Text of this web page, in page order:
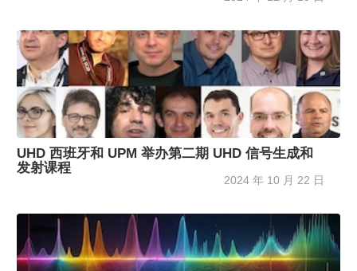
UHD 西班牙和 UPM 举办第二期 UHD 信号生成和
发射课程
2024 年 10 月 22 日